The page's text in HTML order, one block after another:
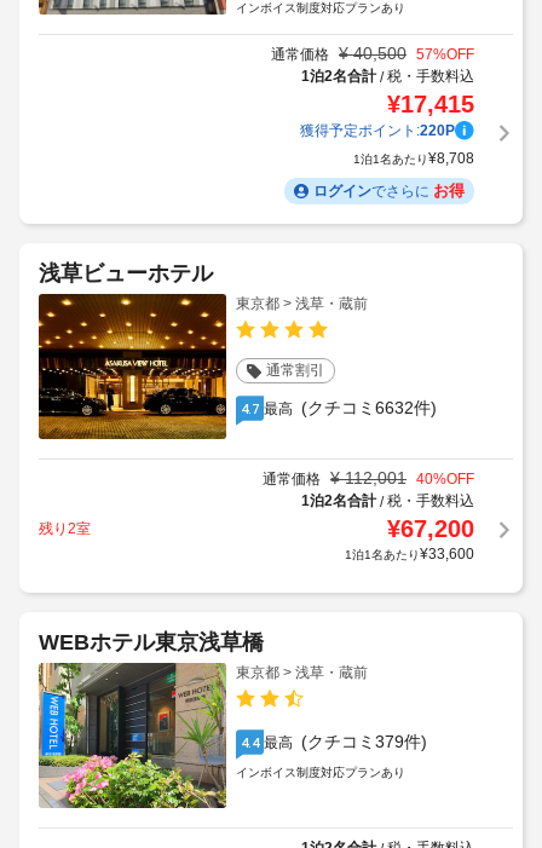
インボイス制度対応プランあり
通常価格 ¥ 40,500 57%OFF
1泊2名合計/税・手数料込
¥17,415
獲得予定ポイント:220P
1泊1名あたり¥8,708
ログインでさらに お得
浅草ビューホテル
東京都 > 浅草・蔵前
通常割引
4.7 最高 (クチコミ6632件)
通常価格 ¥ 112,001 40%OFF
1泊2名合計/税・手数料込
残り2室
¥67,200
1泊1名あたり¥33,600
WEBホテル東京浅草橋
東京都 > 浅草・蔵前
4.4 最高 (クチコミ379件)
インボイス制度対応プランあり